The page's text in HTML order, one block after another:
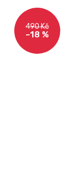
490 Kč
–18 %